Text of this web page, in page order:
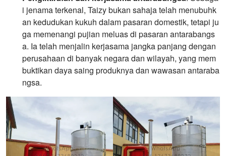
i jenama terkenal, Taizy bukan sahaja telah menubuhk
an kedudukan kukuh dalam pasaran domestik, tetapi ju
ga memenangi pujian meluas di pasaran antarabangs
a. Ia telah menjalin kerjasama jangka panjang dengan
perusahaan di banyak negara dan wilayah, yang mem
buktikan daya saing produknya dan wawasan antaraba
ngsa.